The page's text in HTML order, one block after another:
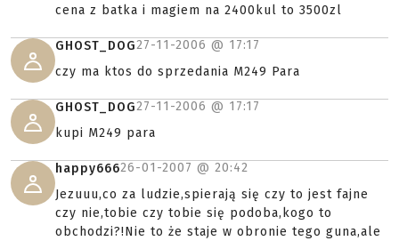
cena z batka i magiem na 2400kul to 3500zl
GHOST_DOG27-11-2006 @ 17:17
czy ma ktos do sprzedania M249 Para
GHOST_DOG27-11-2006 @ 17:17
kupi M249 para
happy66626-01-2007 @ 20:42
Jezuuu,co za ludzie,spierają się czy to jest fajne
czy nie,tobie czy tobie się podoba,kogo to
obchodzi?!Nie to że staje w obronie tego guna,ale